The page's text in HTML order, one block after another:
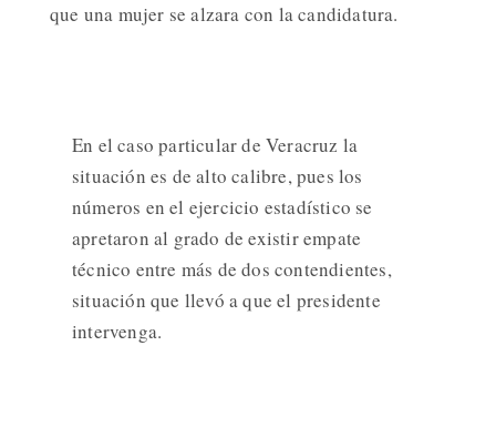
que una mujer se alzara con la candidatura.
En el caso particular de Veracruz la
situación es de alto calibre, pues los
números en el ejercicio estadístico se
apretaron al grado de existir empate
técnico entre más de dos contendientes,
situación que llevó a que el presidente
intervenga.